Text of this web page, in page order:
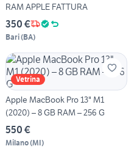
RAM APPLE FATTURA
350 €
Bari(BA)
Vetrina
Apple MacBook Pro 13" M1
(2020) – 8 GB RAM – 256 G
550 €
Milano(MI)